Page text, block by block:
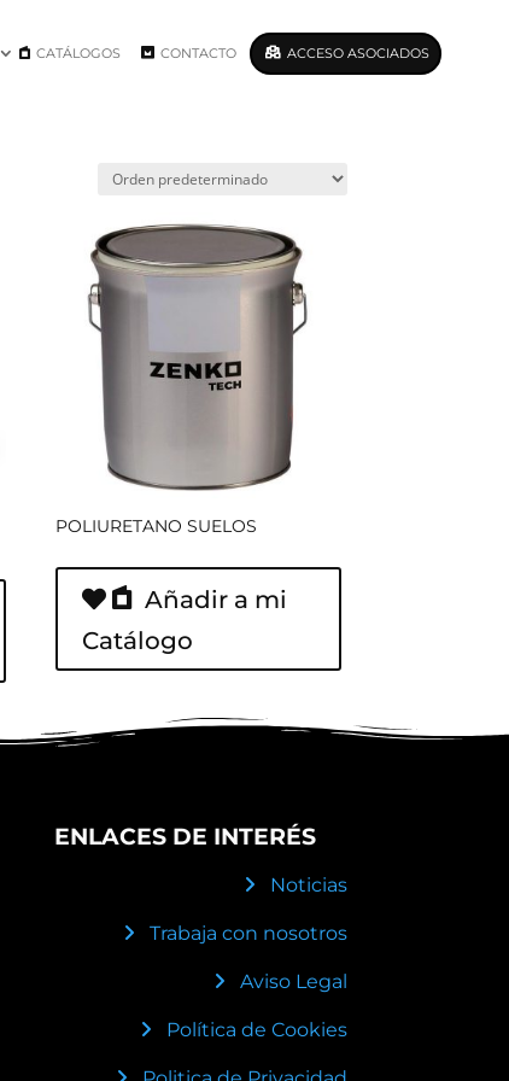
CATÁLOGOS CONTACTO ACCESO ASOCIADOS
POLIURETANO SUELOS
Añadir a mi
Catálogo
ENLACES DE INTERÉS
Noticias
Trabaja con nosotros
Aviso Legal
Política de Cookies